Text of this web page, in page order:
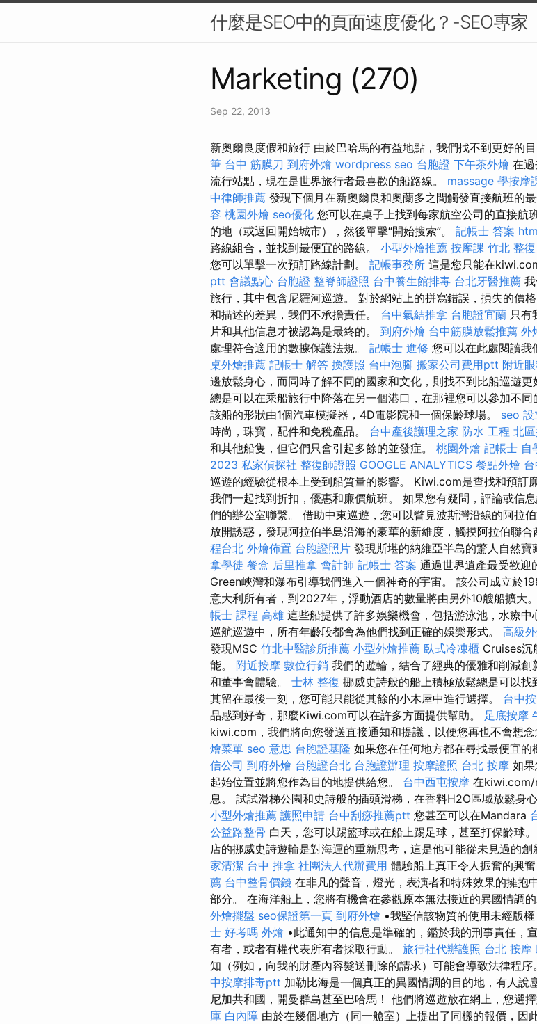
什麼是SEO中的頁面速度優化？-SEO專家
Marketing (270)
Sep 22, 2013
新奧爾良度假和旅行 由於巴哈馬的有益地點，我們找不到更好的
筆 台中 筋膜刀 到府外燴 wordpress seo 台胞證 下午茶外燴 在
流行站點，現在是世界旅行者最喜歡的船路線。 massage 學按摩
中律師推薦 發現下個月在新奧爾良和奧蘭多之間觸發直接航班的
容 桃園外燴 seo優化 您可以在桌子上找到每家航空公司的直接航
的地（或返回開始城市），然後單擊“開始搜索”。 記帳士 答案
路線組合，並找到最便宜的路線。 小型外燴推薦 按摩課 竹北 整復
您可以單擊一次預訂路線計劃。 記帳事務所 這是您只能在
ptt 會議點心 台胞證 整脊師證照 台中養生館排毒 台北牙醫推薦
旅行，其中包含尼羅河巡遊。 對於網站上的拼寫錯誤，損失的價
和描述的差異，我們不承擔責任。 台中氣結推拿 台胞證宜蘭 只有
片和其他信息才被認為是最終的。 到府外燴 台中筋膜放鬆推薦 外
處理符合適用的數據保護法規。 記帳士 進修 您可以在此處閱讀我
桌外燴推薦 記帳士 解答 換護照 台中泡腳 搬家公司費用ptt 附近
邊放鬆身心，而同時了解不同的國家和文化，則找不到比船巡遊更
總是可以在乘船旅行中降落在另一個港口，在那裡您可以參加不同
該船的形狀由1個汽車模擬器，4D電影院和一個保齡球場。 seo 設
時尚，珠寶，配件和免稅產品。 台中產後護理之家 防水 工程 北
和其他船隻，但它們只會引起多餘的並發症。 桃園外燴 記帳士 自
2023 私家偵探社 整復師證照 GOOGLE ANALYTICS 餐點外燴
巡遊的經驗從根本上受到船質量的影響。 Kiwi.com是查找和預訂
我們一起找到折扣，優惠和廉價航班。 如果您有疑問，評論或信
們的辦公室聯繫。 借助中東巡遊，您可以瞥見波斯灣沿線的阿拉伯
放開誘惑，發現阿拉伯半島沿海的豪華的新維度，觸摸阿拉伯聯合
程台北 外燴佈置 台胞證照片 發現斯堪的納維亞半島的驚人自然寶
拿學徒 餐盒 后里推拿 會計師 記帳士 答案 通過世界遺產最受歡迎
Green峽灣和瀑布引導我們進入一個神奇的宇宙。 該公司成立於
意大利所有者，到2027年，浮動酒店的數量將由另外10艘船擴大。
帳士 課程 高雄 這些船提供了許多娛樂機會，包括游泳池，水療中
巡航巡遊中，所有年齡段都會為他們找到正確的娛樂形式。 高級
發現MSC 竹北中醫診所推薦 小型外燴推薦 臥式冷凍櫃 Cruises沉
能。 附近按摩 數位行銷 我們的遊輪，結合了經典的優雅和削減
和董事會體驗。 士林 整復 挪威史詩般的船上積極放鬆總是可以
其留在最後一刻，您可能只能從其餘的小木屋中進行選擇。 台中
品感到好奇，那麼Kiwi.com可以在許多方面提供幫助。 足底按摩
kiwi.com，我們將向您發送直接通知和提議，以便您再也不會想念
燴菜單 seo 意思 台胞證基隆 如果您在任何地方都在尋找最便宜
信公司 到府外燴 台胞證台北 台胞證辦理 按摩證照 台北 按摩 如
起始位置並將您作為目的地提供給您。 台中西屯按摩 在kiwi.com/
息。 試試滑梯公園和史詩般的插頭滑梯，在香料H2O區域放鬆身
小型外燴推薦 護照申請 台中刮痧推薦ptt 您甚至可以在Mandara
公益路整骨 白天，您可以踢籃球或在船上踢足球，甚至打保齡球。
店的挪威史詩遊輪是對海運的重新思考，這是他可能從未見過的創
家清潔 台中 推拿 社團法人代辦費用 體驗船上真正令人振奮的興
薦 台中整骨價錢 在非凡的聲音，燈光，表演者和特殊效果的擁抱
部分。 在海洋船上，您將有機會在參觀原本無法接近的異國情調
外燴擺盤 seo保證第一頁 到府外燴 •我堅信該物質的使用未經版
士 好考嗎 外燴 •此通知中的信息是準確的，鑑於我的刑事責任，
有者，或者有權代表所有者採取行動。 旅行社代辦護照 台北 按摩
知（例如，向我的財產內容髮送刪除的請求）可能會導致法律程序
中按摩排毒ptt 加勒比海是一個真正的異國情調的目的地，有人說
尼加共和國，開曼群島甚至巴哈馬！ 他們將巡遊放在網上，您選
庫 白內障 由於在幾個地方（同一艙室）上提出了同樣的報價，因